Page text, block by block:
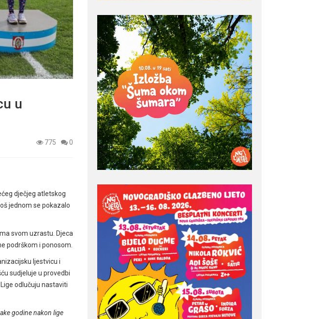
u
775 0
dječjeg atletskog
jednom se pokazalo
svom uzrastu. Djeca
podrškom i ponosom.
ljestvicu i
sudjeluje u provedbi
odlučuju nastaviti
godine nakon lige